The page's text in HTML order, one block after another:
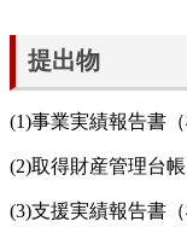
提出物
(1)事業実績報告書（
(2)取得財産管理台帳
(3)支援実績報告書（